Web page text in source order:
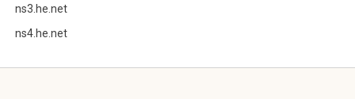
ns3.he.net
ns4.he.net